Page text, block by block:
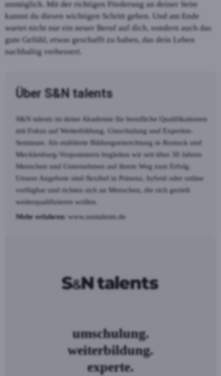
unmöglich. Mit der richtigen Förderung an deiner Seite
kannst du diesen wichtigen Schritt gehen. Und am Ende
wartet nicht nur ein neuer Beruf auf dich, sondern auch das
gute Gefühl, etwas geschafft zu haben, das dein Leben
nachhaltig verbessert.
Über S&N talents
S&N talents ist deine Akademie für berufliche Qualifikationen
mit Fokus auf Weiterbildung, Umschulung und Experten-
Seminare. Als etablierte Bildungseinrichtung in Rostock und
Mecklenburg-Vorpommern begleiten wir seit über 30 Jahren
Menschen und Unternehmen auf ihrem Weg zum Erfolg.
Unsere Angebote sind flexibel in Präsenz, hybrid oder online
verfügbar und richten sich an Menschen, die sich gezielt
weiterqualifizieren wollen.
Mehr erfahren: www.suntalents.de
umschulung.
weiterbildung.
experte.